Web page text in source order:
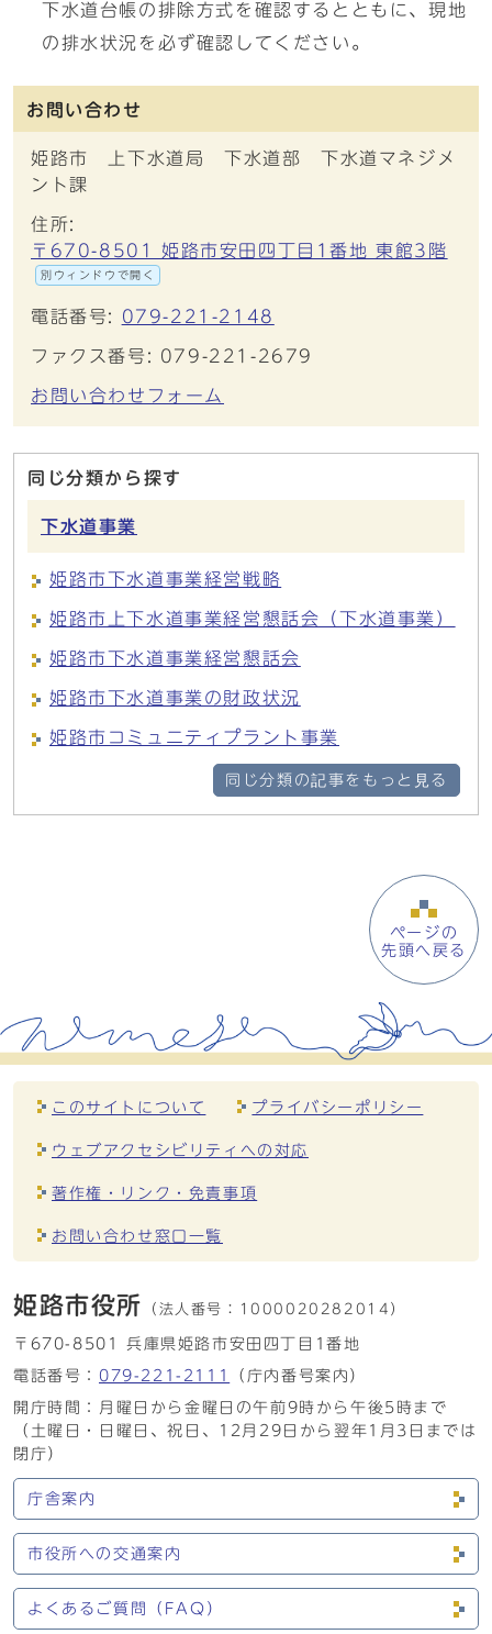
下水道台帳の排除方式を確認するとともに、現地
の排水状況を必ず確認してください。
お問い合わせ
姫路市 上下水道局 下水道部 下水道マネジメ
ント課
住所:
〒670-8501 姫路市安田四丁目1番地 東館3階
別ウィンドウで開く
電話番号: 079-221-2148
ファクス番号: 079-221-2679
お問い合わせフォーム
同じ分類から探す
下水道事業
姫路市下水道事業経営戦略
姫路市上下水道事業経営懇話会（下水道事業）
姫路市下水道事業経営懇話会
姫路市下水道事業の財政状況
姫路市コミュニティプラント事業
同じ分類の記事をもっと見る
ページの
先頭へ戻る
このサイトについて プライバシーポリシー
ウェブアクセシビリティへの対応
著作権・リンク・免責事項
お問い合わせ窓口一覧
姫路市役所 （法人番号： 1000020282014）
〒670-8501 兵庫県姫路市安田四丁目1番地
電話番号： 079-221-2111
（庁内番号案内）
開庁時間：月曜日から金曜日の午前9時から午後5時まで
（土曜日・日曜日、祝日、12月29日から翌年1月3日までは
閉庁）
庁舎案内
市役所への交通案内
よくあるご質問（FAQ）